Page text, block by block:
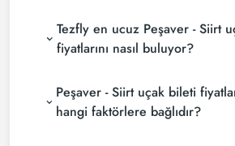
Tezfly en ucuz Peşaver - Siirt
fiyatlarını nasıl buluyor?
bulmak için tur operatörleri, büyük
siteleri (konsolidatörler) ve
sitesini aramaktadır. Tezfly
Peşaver - Siirt uçak bileti
hangi faktörlere bağlıdır?